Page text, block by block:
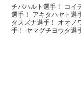
チバハルト選手！ コイ
選手！ アキタハヤト選
ダスズナ選手！ オオノ
手！ ヤマグチヨウタ選